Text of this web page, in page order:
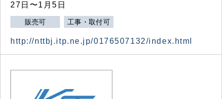
27日〜1月5日
販売可 工事・取付可
http://nttbj.itp.ne.jp/0176507132/index.html